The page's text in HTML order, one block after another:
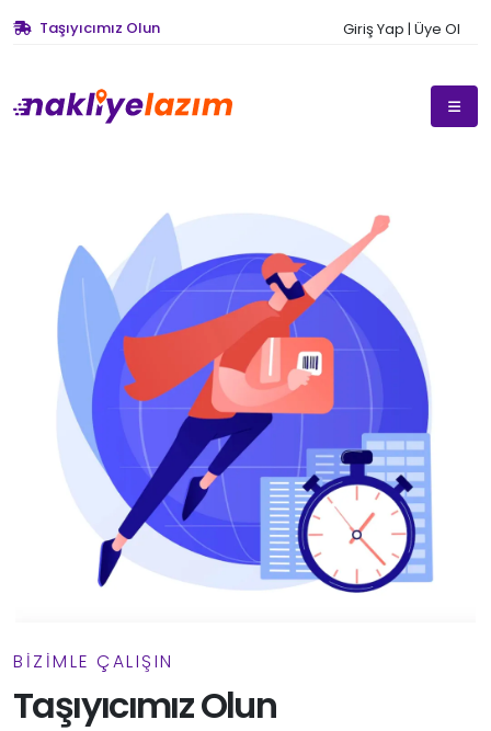
Taşıyıcımız Olun Giriş Yap | Üye Ol
BİZİMLE ÇALIŞIN
Taşıyıcımız Olun